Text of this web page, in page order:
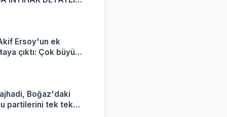
Ersoy'un ek
çıktı: Çok büyük
Boğaz'daki
partilerini tek tek